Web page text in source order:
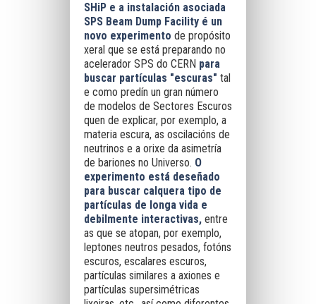
SHiP e a instalación asociada
SPS Beam Dump Facility é un
novo experimento de propósito
xeral que se está preparando no
acelerador SPS do CERN para
buscar partículas "escuras" tal
e como predín un gran número
de modelos de Sectores Escuros
quen de explicar, por exemplo, a
materia escura, as oscilacións de
neutrinos e a orixe da asimetría
de bariones no Universo. O
experimento está deseñado
para buscar calquera tipo de
partículas de longa vida e
debilmente interactivas,entre
as que se atopan, por exemplo,
leptones neutros pesados, fotóns
escuros, escalares escuros,
partículas similares a axiones e
partículas supersimétricas